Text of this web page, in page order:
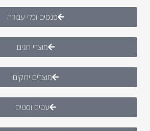
פנסים וכלי עבודה
מוצרי חגים
מוצרים ירוקים
עטים וסטים